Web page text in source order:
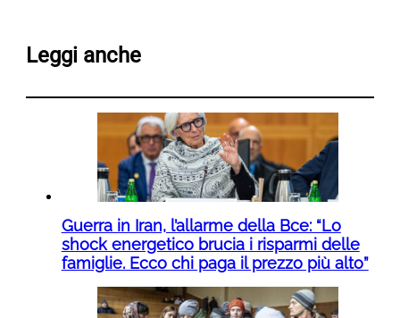
Leggi anche
Guerra in Iran, l’allarme della Bce: “Lo
shock energetico brucia i risparmi delle
famiglie. Ecco chi paga il prezzo più alto”